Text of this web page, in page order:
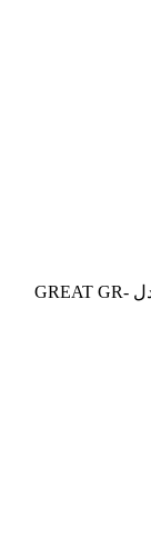
/ کول پد لپ تاپ گریت مدل GREAT GR-